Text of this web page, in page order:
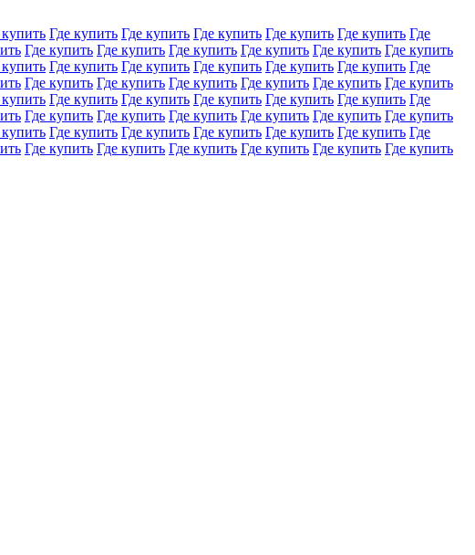
Где купить Где купить Где купить Где купить Где купить Где
Где купить Где купить Где купить Где купить Где купить Где купить
Где купить Где купить Где купить Где купить Где купить Где
Где купить Где купить Где купить Где купить Где купить Где купить
Где купить Где купить Где купить Где купить Где купить Где
Где купить Где купить Где купить Где купить Где купить Где купить
Где купить Где купить Где купить Где купить Где купить Где
Где купить Где купить Где купить Где купить Где купить Где купить